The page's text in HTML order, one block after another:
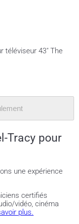
téléviseur 43" The
Tracy pour
une expérience
certifiés
vidéo, cinéma
plus.